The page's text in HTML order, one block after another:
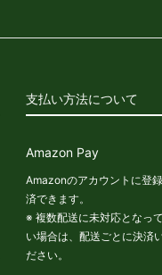
支払い方法について
Amazon Pay
Amazonのアカウントに登
済できます。
※ 複数配送に未対応となっ
い場合は、配送ごとに決済
ださい。